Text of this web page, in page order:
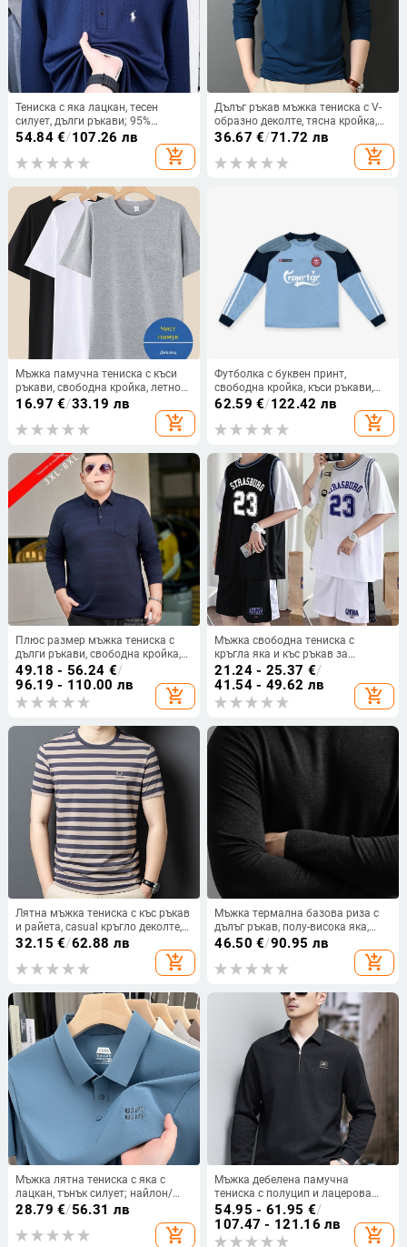
Тениска с яка лацкан, тесен
силует, дълги ръкави; 95%
полиестер, 5% еластан; без
54.84€/107.26 лв
add_shopping_cart
Дълъг ръкав мъжка тениска с V-
образно деколте, тясна кройка,
тънка материя, дишаща и
влагоотвеждаща (вискоза 47.9%,
найлон 41.2%, спандекс 10.9%)
36.67 €/71.72 лв
add_shopping_cart
Мъжка памучна тениска с къси
ръкави, свободна кройка, летно
кръгло деколте, за възрастни
16.97 €/33.19 лв
add_shopping_cart
Футболка с буквен принт,
свободна кройка, къси ръкави,
100% памук, тегло 250–300 g
62.59 €/122.42 лв
add_shopping_cart
Плюс размер мъжка тениска с
дълги ръкави, свободна кройка,
голям размер, пролетен базов
модел за мъже на средна
възраст и по-възрастни
49.18 - 56.24 €/
96.19 - 110.00 лв
add_shopping_cart
Мъжка свободна тениска с
кръгла яка и къс ръкав за
движение; полиестерова смес 30-
49%
21.24 - 25.37 €/
41.54 - 49.62 лв
add_shopping_cart
Лятна мъжка тениска с къс ръкав
и райета, casual кръгло деколте,
универсална
32.15 €/62.88 лв
add_shopping_cart
Мъжка термална базова риза с
дълъг ръкав, полу-висока яка,
двустранно мъхесто вътрешно
46.50 €/90.95 лв
add_shopping_cart
Мъжка лятна тениска с яка с
лацкан, тънък силует; найлон/
еластан смес, дишаща,
влагоотвеждаща
28.79 €/56.31 лв
add_shopping_cart
Мъжка дебелена памучна
тениска с полуцип и лацерова
яка • дълги ръкави •
антибактериална функция •
пролетно-есен 2025
54.95 - 61.95 €/
107.47 - 121.16 лв
add_shopping_cart